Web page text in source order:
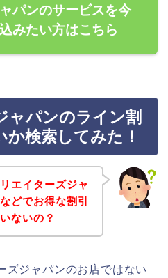
パンのサービスを今
みたい方はこちら
ャパンのライン割
検索してみた！
エイターズジャ
どでお得な割引
ないの？
ズジャパンのお店ではない